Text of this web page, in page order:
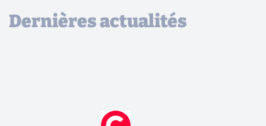
Dernières actualités